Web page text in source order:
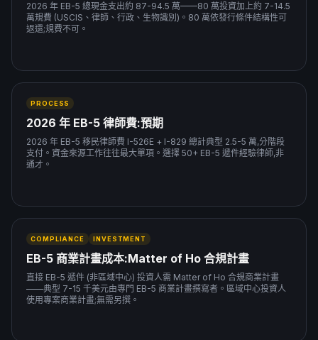
2026 年 EB-5 總現金支出約 87-94.5 萬——80 萬投資加上約 7-14.5
萬規費 (USCIS、律師、行政、生物識別)。80 萬依發行條件結構性可
返還;規費不可。
PROCESS
2026 年 EB-5 律師費:預期
2026 年 EB-5 移民律師費 I-526E + I-829 總計典型 2.5-5 萬,分階段
支付。資金來源工作往往最大單項。選擇 50+ EB-5 遞件經驗律師,非
通才。
COMPLIANCE INVESTMENT
EB-5 商業計畫成本:Matter of Ho 合規計畫
直接 EB-5 遞件 (非區域中心) 投資人需 Matter of Ho 合規商業計畫
——典型 7-15 千美元由專門 EB-5 商業計畫撰寫者。區域中心投資人
使用專案商業計畫;無需另撰。